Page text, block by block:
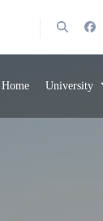
Home University